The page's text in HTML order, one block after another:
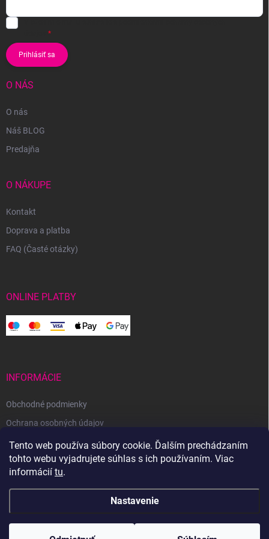
Tento web používa súbory cookie. Ďalším prechádzaním
tohto webu vyjadrujete súhlas s ich používaním. Viac
informácií tu.
Nastavenie
Prihlásiť sa
O NÁS
O nás
Náš BLOG
Predajňa
O NÁKUPE
Kontakt
Doprava a platba
FAQ (Časté otázky)
ONLINE PLATBY
INFORMÁCIE
Obchodné podmienky
Ochrana osobných údajov
Reklamačný poriadok
Odstúpenie od zmluvy
Copyright 2026 Svetoveklbka.sk . Všetky práva vyhradené.